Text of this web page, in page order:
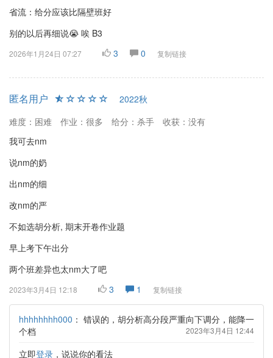
省流：给分应该比隔壁班好
别的以后再细说😭 唉 B3
2026年1月24日 07:27 3 0 复制链接
匿名用户
2022秋
难度：困难
作业：很多 给分：杀手
收获：没有
我可去nm
说nm的奶
出nm的细
改nm的严
不如选胡分析, 期末开卷作业题
早上考下午出分
两个班差异也太nm大了吧
2023年3月4日 12:18 3 1 复制链接
hhhhhhhh000 ： 错误的，胡分析高分段严重向下调分，能降一
个档
2023年3月4日 12:44
立即登录 ，说说你的看法